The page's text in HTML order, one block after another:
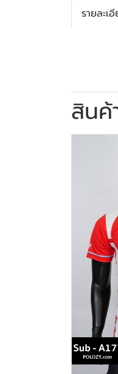
รายละเ
สินค้